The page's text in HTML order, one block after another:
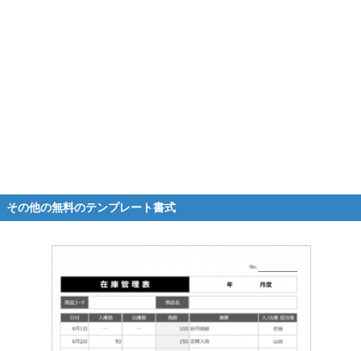
その他の無料のテンプレート書式